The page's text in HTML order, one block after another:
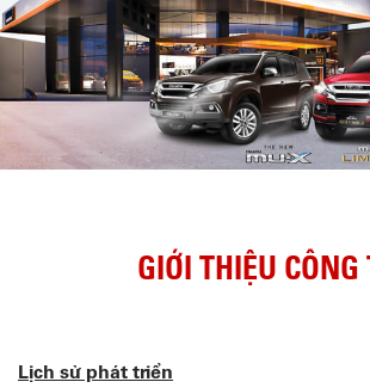
GIỚI THIỆU CÔNG
Lịch sử phát triển